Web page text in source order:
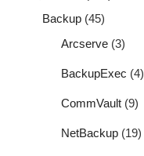
Backup (45)
Arcserve (3)
BackupExec (4)
CommVault (9)
NetBackup (19)